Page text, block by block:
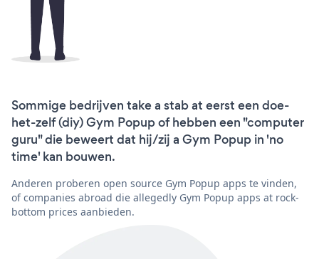
Sommige bedrijven take a stab at eerst een doe-
het-zelf (diy) Gym Popup of hebben een "computer
guru" die beweert dat hij/zij a Gym Popup in 'no
time' kan bouwen.
Anderen proberen open source Gym Popup apps te vinden,
of companies abroad die allegedly Gym Popup apps at rock-
bottom prices aanbieden.